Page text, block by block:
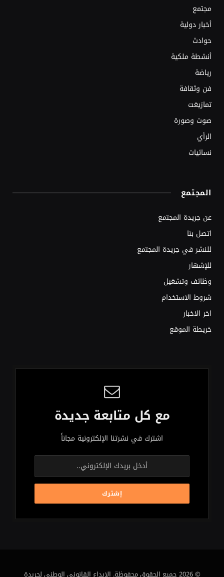
مجتمع
أخبار دولية
حوادث
أنشطة ملكية
رياضة
فن وثقافة
تمازيغت
صوت وصورة
الرأي
نسائيات
المجتمع
عن جريدة المجتمع
اتصل بنا
للنشر في جريدة المجتمع
للإشهار
وظائف وتشغيل
شروط الاستخدام
اخر الاخبار
خريطة الموقع
مع كل متابعة جديدة
اشترك في نشرتنا الإلكترونية مجاناً
© 2026 جميع الحقوق محفوظة. الإيداع القانوني الوطني لجريدة